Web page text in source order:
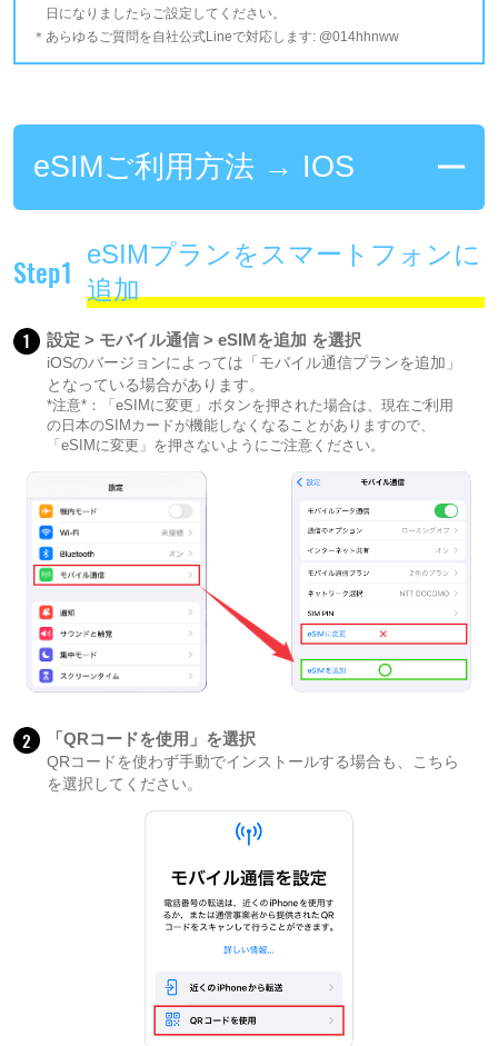
日になりましたらご設定してください。
あらゆるご質問を自社公式Lineで対応します: @014hhnww
eSIMご利用方法 → IOS
Step1
eSIMプランをスマートフォンに
追加
1 設定 > モバイル通信 > eSIMを追加 を選択
iOSのバージョンによっては「モバイル通信プランを追加」
となっている場合があります。
*注意*：「eSIMに変更」ボタンを押された場合は、現在ご利用
の日本のSIMカードが機能しなくなることがありますので、
「eSIMに変更」を押さないようにご注意ください。
2 「QRコードを使用」を選択
QRコードを使わず手動でインストールする場合も、こちら
を選択してください。